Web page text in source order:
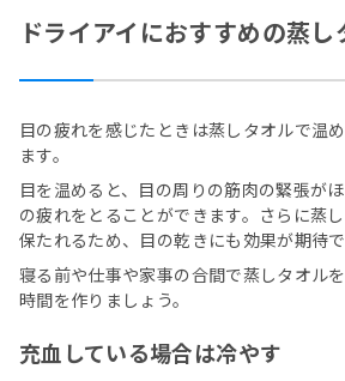
ドライアイにおすすめの蒸し
目の疲れを感じたときは蒸しタオルで温
ます。
目を温めると、目の周りの筋肉の緊張が
の疲れをとることができます。さらに蒸
保たれるため、目の乾きにも効果が期待で
寝る前や仕事や家事の合間で蒸しタオル
時間を作りましょう。
充血している場合は冷やす